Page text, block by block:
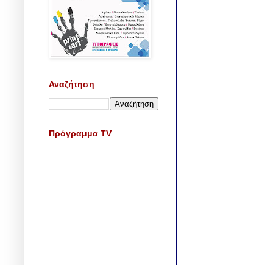
Αναζήτηση
Πρόγραμμα TV